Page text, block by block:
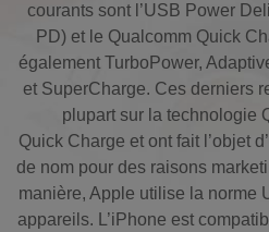
courants sont l’USB Power
PD) et le Qualcomm Quick
également TurboPower,
et SuperCharge. Ces derniers
plupart sur la technologie
Quick Charge et ont fait l’objet
de nom pour des raisons
manière, Apple utilise la norme
appareils. L’iPhone est